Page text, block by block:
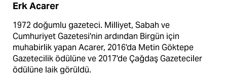
Erk Acarer
1972 doğumlu gazeteci. Milliyet, Sabah ve
Cumhuriyet Gazetesi'nin ardından Birgün için
muhabirlik yapan Acarer, 2016'da Metin Göktepe
Gazetecilik ödülüne ve 2017'de Çağdaş Gazeteciler
ödülüne laik görüldü.